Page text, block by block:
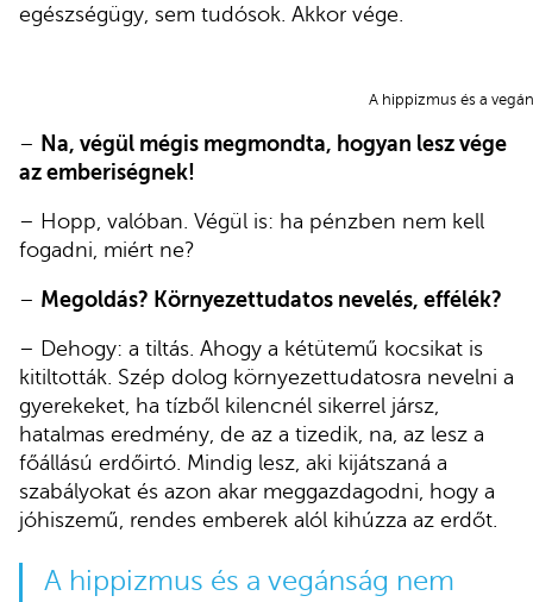
egészségügy, sem tudósok. Akkor vége.
A hippizmus és a
– Na, végül mégis megmondta, hogyan lesz vége
az emberiségnek!
– Hopp, valóban. Végül is: ha pénzben nem kell
fogadni, miért ne?
– Megoldás? Környezettudatos nevelés, effélék?
– Dehogy: a tiltás. Ahogy a kétütemű kocsikat is
kitiltották. Szép dolog környezettudatosra nevelni a
gyerekeket, ha tízből kilencnél sikerrel jársz,
hatalmas eredmény, de az a tizedik, na, az lesz a
főállású erdőirtó. Mindig lesz, aki kijátszaná a
szabályokat és azon akar meggazdagodni, hogy a
jóhiszemű, rendes emberek alól kihúzza az erdőt.
A hippizmus és a vegánság nem